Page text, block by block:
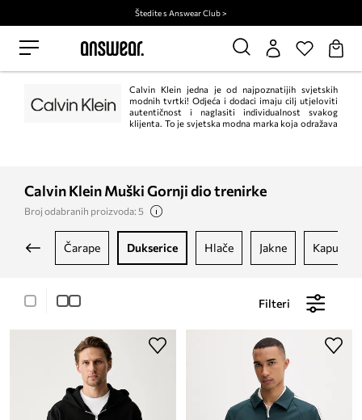
Štedite s Answear Club >
Calvin Klein jedna je od najpoznatijih svjetskih
modnih tvrtki! Odjeća i dodaci imaju cilj utjeloviti
autentičnost i naglasiti individualnost svakog
klijenta. To je svjetska modna marka koja odražava
Calvin Klein Muški Gornji dio trenirke
Broj odabranih proizvoda: 5
čarape dukserice hlače jakne kaputi
Filteri